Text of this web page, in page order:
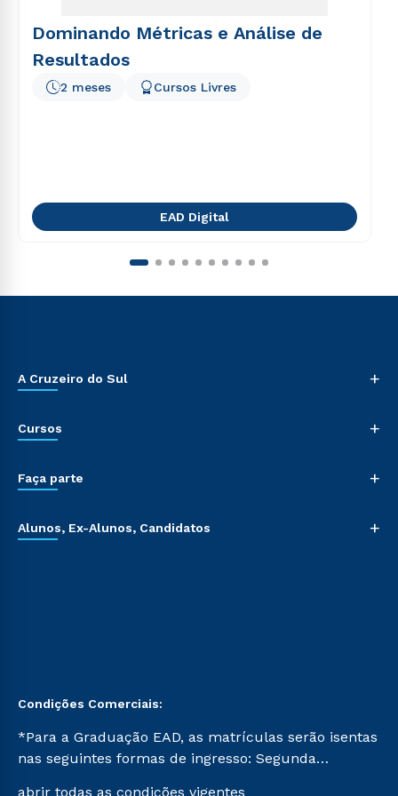
Dominando Métricas e Análise de
Resultados
2 meses Cursos Livres
EAD Digital
A Cruzeiro do Sul +
Cursos +
Faça parte +
Alunos, Ex-Alunos, Candidatos +
Condições Comerciais:
*Para a Graduação EAD, as matrículas serão isentas
nas seguintes formas de ingresso: Segunda
abrir todas as condições vigentes